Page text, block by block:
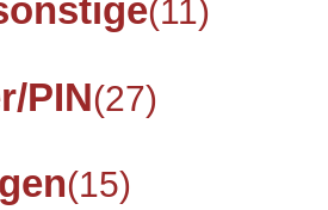
(11)
PIN(27)
(15)